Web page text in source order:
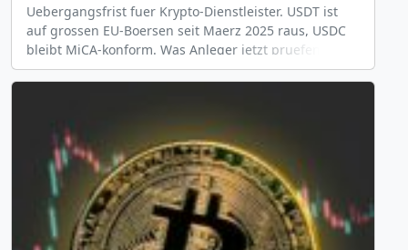
Uebergangsfrist fuer Krypto-Dienstleister. USDT ist
auf grossen EU-Boersen seit Maerz 2025 raus, USDC
bleibt MiCA-konform. Was Anleger jetzt pruefen
sollten.